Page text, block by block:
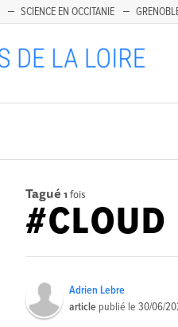
SCIENCE EN OCCITANIE
Tagué 1 fois
#CLOUD
Adrien Lebre
article publié le30/06/